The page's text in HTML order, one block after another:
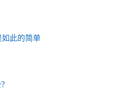
此的简单